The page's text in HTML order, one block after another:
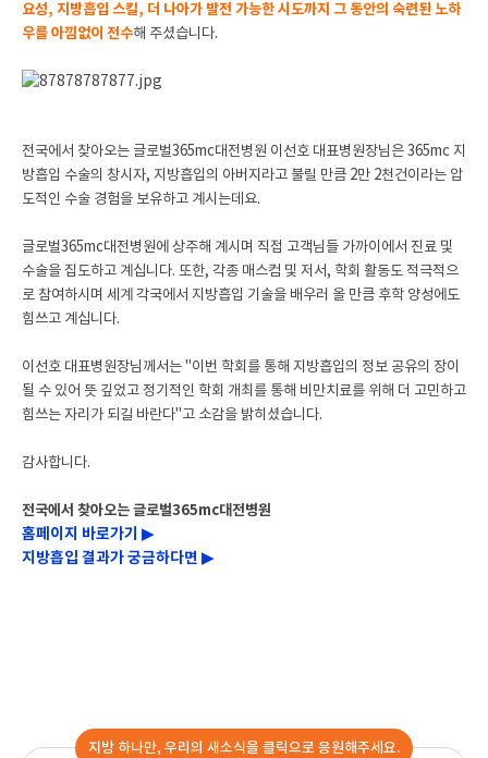
요성, 지방흡입 스킬, 더 나아가 발전 가능한 시도까지 그 동안의 숙련된 노하
우를 아낌없이 전수해 주셨습니다.
전국에서 찾아오는 글로벌365mc대전병원 이선호 대표병원장님은 365mc 지
방흡입 수술의 창시자, 지방흡입의 아버지라고 불릴 만큼 2만 2천건이라는 압
도적인 수술 경험을 보유하고 계시는데요.
글로벌365mc대전병원에 상주해 계시며 직접 고객님들 가까이에서 진료 및
수술을 집도하고 계십니다. 또한, 각종 매스컴 및 저서, 학회 활동도 적극적으
로 참여하시며 세계 각국에서 지방흡입 기술을 배우러 올 만큼 후학 양성에도
힘쓰고 계십니다.
이선호 대표병원장님께서는 "이번 학회를 통해 지방흡입의 정보 공유의 장이
될 수 있어 뜻 깊었고 정기적인 학회 개최를 통해 비만치료를 위해 더 고민하고
힘쓰는 자리가 되길 바란다"고 소감을 밝히셨습니다.
감사합니다.
전국에서 찾아오는 글로벌365mc대전병원
홈페이지 바로가기 ▶
지방흡입 결과가 궁금하다면 ▶
지방 하나만, 우리의 새소식을 클릭으로 응원해주세요.